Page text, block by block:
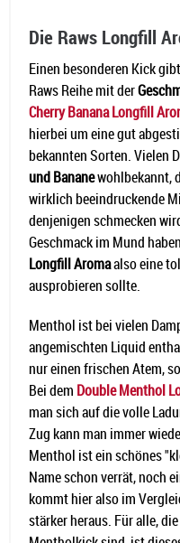
Die Raws Longfill
Einen besonderen Kick
Raws Reihe mit der
Cherry Banana Longfill
hierbei um eine gut
bekannten Sorten. Vielen
und Bananewohlbekannt,
wirklich beeindruckende
denjenigen schmecken
Geschmack im Mund
Longfill Aromaalso eine
ausprobieren sollte.
Menthol ist bei vielen
angemischten Liquid
nur einen frischen Atem,
Bei dem Double Menthol
man sich auf die volle
Zug kann man immer
Menthol ist ein schönes
Name schon verrät, noch
kommt hier also im
stärker heraus. Für alle,